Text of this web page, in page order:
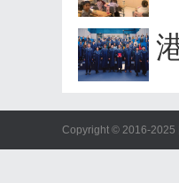
Copyright © 2016-2025